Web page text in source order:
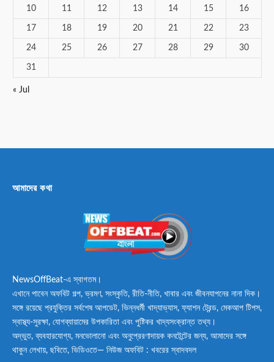
10 11 12 13 14 15 16
17 18 19 20 21 22 23
24 25 26 27 28 29 30
31
« Jul
আমাদের কথা
NewsOffBeat-এ স্বাগতম।
এখানে পাবেন অফবিট গল্প, ভ্রমণ, সংস্কৃতি, রীতি-নীতি, খাবার এবং জীবনযাপনের নানা দিক।
সঙ্গে রয়েছে প্রযুক্তির সর্বশেষ আপডেট, ভিন্নধর্মী খাদ্যাভ্যাস, ফ্যাশন ট্রেন্ড, মেকআপ টিপস,
স্বাস্থ্য-সুরক্ষা, যোগব্যায়ামের উপকারিতা এবং পুষ্টিকর খাদ্যসংক্রান্ত তথ্য।
অদ্ভুত, ব্যবহারযোগ্য, মনভোলানো এবং অনুপ্রেরণাদায়ক কনটেন্টের জন্য, আমাদের সঙ্গে
থাকুন লেখায়, ছবিতে, ভিডিওতে— নিউজ অফবিট : খবরের স্বাদবদল